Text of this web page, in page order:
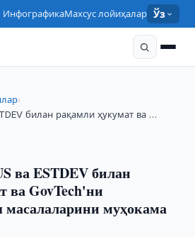
ИнфографикаМахсус лойиҳалар Ўз
›
билан рақамли ҳукумат ва …
ва ESTDEV билан
ва GovTech'ни
муҳокама